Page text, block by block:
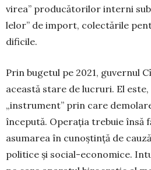
virea” producătorilor interni
lelor” de import, colectările
dificile.
Prin bugetul pe 2021, guvernul
această stare de lucruri. El
„instrument” prin care
în­cepută. Operația trebuie însă
asumarea în cunoștință de
politice și so­cial-economice.